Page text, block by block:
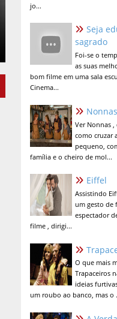
jo...
Seja
sagrado
Foi-se o
as suas
bom filme em uma sala
Cinema...
Nonnas
Ver Nonnas
como cruzar
pequeno,
família e o cheiro de mol...
Eiffel
Assistindo
um gesto de
espectador
filme , dirigi...
O que mais
Trapaceiros
ideias
um roubo ao banco, mas o